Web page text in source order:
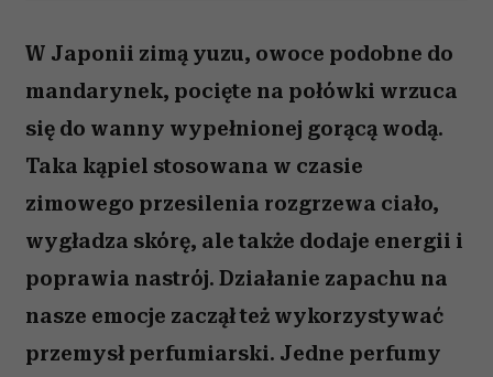
W Japonii zimą yuzu, owoce podobne do
mandarynek, pocięte na połówki wrzuca
się do wanny wypełnionej gorącą wodą.
Taka kąpiel stosowana w czasie
zimowego przesilenia rozgrzewa ciało,
wygładza skórę, ale także dodaje energii i
poprawia nastrój. Działanie zapachu na
nasze emocje zaczął też wykorzystywać
przemysł perfumiarski. Jedne perfumy